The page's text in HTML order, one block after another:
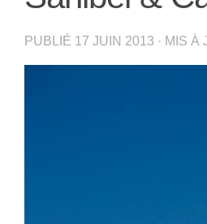
PUBLIÉ 17 JUIN 2013 · MIS À